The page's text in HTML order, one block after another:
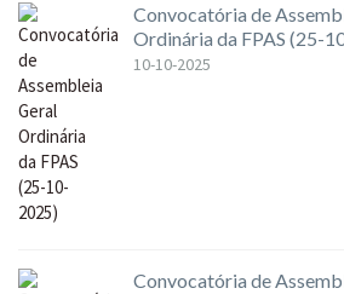
Convocatória de
Ordinária da FPAS (25-
10-10-2025
Convocatória de